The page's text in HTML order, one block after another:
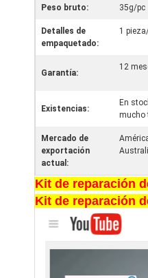
Peso bruto: 35g/pc
Detalles de
empaquetado:
1
Garantía:
12
Existencias:
En
mucho
Mercado de
exportación
actual:
Kit de reparación
Kit de reparación